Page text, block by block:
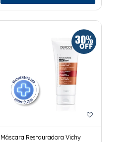
Máscara Restauradora Vichy